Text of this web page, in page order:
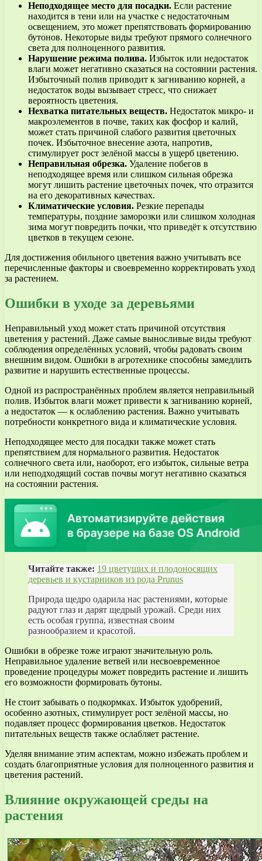
Неподходящее место для посадки. Если растение
находится в тени или на участке с недостаточным
освещением, это может препятствовать формированию
бутонов. Некоторые виды требуют прямого солнечного
света для полноценного развития.
Нарушение режима полива. Избыток или недостаток
влаги может негативно сказаться на состоянии растения.
Избыточный полив приводит к загниванию корней, а
недостаток воды вызывает стресс, что снижает
вероятность цветения.
Нехватка питательных веществ. Недостаток микро- и
макроэлементов в почве, таких как фосфор и калий,
может стать причиной слабого развития цветочных
почек. Избыточное внесение азота, напротив,
стимулирует рост зелёной массы в ущерб цветению.
Неправильная обрезка. Удаление побегов в
неподходящее время или слишком сильная обрезка
могут лишить растение цветочных почек, что отразится
на его декоративных качествах.
Климатические условия. Резкие перепады
температуры, поздние заморозки или слишком холодная
зима могут повредить почки, что приведёт к отсутствию
цветков в текущем сезоне.
Для достижения обильного цветения важно учитывать все
перечисленные факторы и своевременно корректировать уход
за растением.
Ошибки в уходе за деревьями
Неправильный уход может стать причиной отсутствия
цветения у растений. Даже самые выносливые виды требуют
соблюдения определённых условий, чтобы радовать своим
внешним видом. Ошибки в агротехнике способны замедлить
развитие и нарушить естественные процессы.
Одной из распространённых проблем является неправильный
полив. Избыток влаги может привести к загниванию корней,
а недостаток — к ослаблению растения. Важно учитывать
потребности конкретного вида и климатические условия.
Неподходящее место для посадки также может стать
препятствием для нормального развития. Недостаток
солнечного света или, наоборот, его избыток, сильные ветра
или неподходящий состав почвы могут негативно сказаться
на состоянии растения.
Читайте также: 19 цветущих и плодоносящих
деревьев и кустарников из рода Prunus
Природа щедро одарила нас растениями, которые
радуют глаз и дарят щедрый урожай. Среди них
есть особая группа, известная своим
разнообразием и красотой.
Ошибки в обрезке тоже играют значительную роль.
Неправильное удаление ветвей или несвоевременное
проведение процедуры может повредить растение и лишить
его возможности формировать бутоны.
Не стоит забывать о подкормках. Избыток удобрений,
особенно азотных, стимулирует рост зелёной массы, но
подавляет процесс формирования цветков. Недостаток
питательных веществ также ослабляет растение.
Уделяя внимание этим аспектам, можно избежать проблем и
создать благоприятные условия для полноценного развития и
цветения растений.
Влияние окружающей среды на
растения